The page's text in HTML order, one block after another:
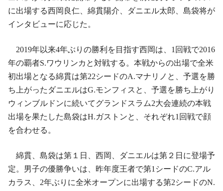
に出場する西岡良仁、綿貫陽介、ダニエル太郎、島袋将が
インタビューに応じた。
2019年以来4年ぶりの勝利を目指す西岡は、1回戦で2016
年の覇者S.ワウリンカと対戦する。本戦からの出場で全米
初出場となる綿貫は第22シードのA.マナリノと、予選を勝
ち上がったダニエルはG.モンフィスと、予選を勝ち上がり
ウィンブルドンに続いてグランドスラム2大会連続の本戦
出場を果たした島袋はH.ガストンと、それぞれ1回戦で顔
を合わせる。
綿貫、島袋は第１日、西岡、ダニエルは第２日に登場予
定。男子の優勝争いは、昨年度王者で第1シードのC.アル
カラス、2年ぶりに全米オープンに出場する第2シードのN.